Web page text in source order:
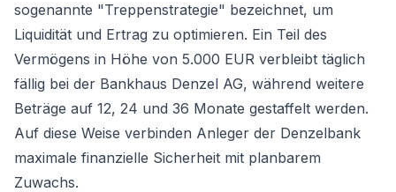
sogenannte "Treppenstrategie" bezeichnet, um
Liquidität und Ertrag zu optimieren. Ein Teil des
Vermögens in Höhe von 5.000 EUR verbleibt täglich
fällig bei der Bankhaus Denzel AG, während weitere
Beträge auf 12, 24 und 36 Monate gestaffelt werden.
Auf diese Weise verbinden Anleger der Denzelbank
maximale finanzielle Sicherheit mit planbarem
Zuwachs.